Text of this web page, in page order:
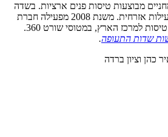
מבוצעות טיסות פנים ארציות. בשדה
מתקיימת פעילות צבאית ופעילות אזרחית. משנת 2008 מפעילה חברת
עיט שירותי תעופה ותיירות טיסות למרכז הארץ, במטוסי שורט 360.
שדות התעופה.
כהן וציון ברדה